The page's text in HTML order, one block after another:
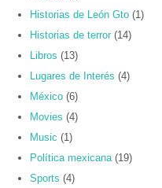
Historias de León Gto (1)
Historias de terror (14)
Libros (13)
Lugares de Interés (4)
México (6)
Movies (4)
Music (1)
Política mexicana (19)
Sports (4)